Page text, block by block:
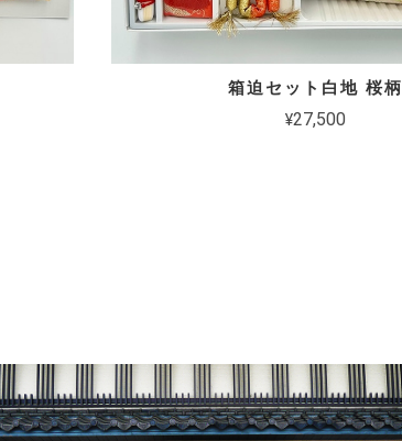
箱迫セット白地 桜柄
¥27,500